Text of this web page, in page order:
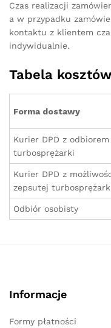
Czas realizacji
a w przypadku
kontaktu z klientem
indywidualnie.
Tabela
Forma dostawy
Kurier DPD z
turbosprężarki
Kurier DPD z
zepsutej
Odbiór osobisty
Informacje
Formy płatności